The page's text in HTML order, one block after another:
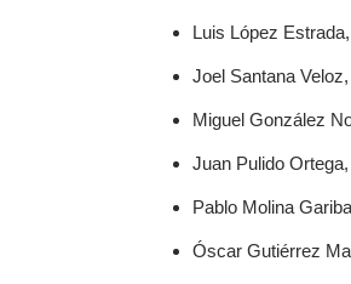
Luis López
Joel Santana
Miguel González
Juan Pulido
Pablo Molina
Óscar Gutiérrez